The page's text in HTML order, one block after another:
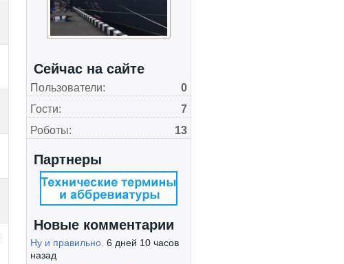
Сейчас на сайте
Пользователи:
0
Гости:
7
Роботы:
13
Партнеры
Новые комментарии
Ну и правильно. 6 дней 10 часов
назад